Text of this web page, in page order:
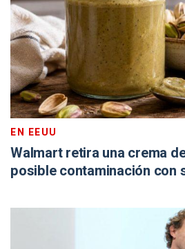
EN EEUU
Walmart retira una crema
posible contaminación con